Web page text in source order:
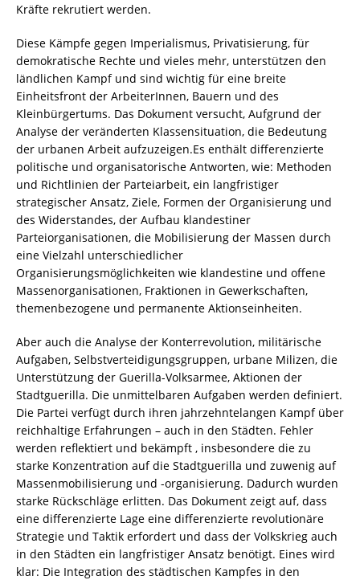
Kräfte rekrutiert werden.
Diese Kämpfe gegen Imperialismus, Privatisierung, für
demokratische Rechte und vieles mehr, unterstützen den
ländlichen Kampf und sind wichtig für eine breite
Einheitsfront der ArbeiterInnen, Bauern und des
Kleinbürgertums. Das Dokument versucht, Aufgrund der
Analyse der veränderten Klassensituation, die Bedeutung
der urbanen Arbeit aufzuzeigen.Es enthält differenzierte
politische und organisatorische Antworten, wie: Methoden
und Richtlinien der Parteiarbeit, ein langfristiger
strategischer Ansatz, Ziele, Formen der Organisierung und
des Widerstandes, der Aufbau klandestiner
Parteiorganisationen, die Mobilisierung der Massen durch
eine Vielzahl unterschiedlicher
Organisierungsmöglichkeiten wie klandestine und offene
Massenorganisationen, Fraktionen in Gewerkschaften,
themenbezogene und permanente Aktionseinheiten.
Aber auch die Analyse der Konterrevolution, militärische
Aufgaben, Selbstverteidigungsgruppen, urbane Milizen, die
Unterstützung der Guerilla-Volksarmee, Aktionen der
Stadtguerilla. Die unmittelbaren Aufgaben werden definiert.
Die Partei verfügt durch ihren jahrzehntelangen Kampf über
reichhaltige Erfahrungen – auch in den Städten. Fehler
werden reflektiert und bekämpft , insbesondere die zu
starke Konzentration auf die Stadtguerilla und zuwenig auf
Massenmobilisierung und -organisierung. Dadurch wurden
starke Rückschläge erlitten. Das Dokument zeigt auf, dass
eine differenzierte Lage eine differenzierte revolutionäre
Strategie und Taktik erfordert und dass der Volkskrieg auch
in den Städten ein langfristiger Ansatz benötigt. Eines wird
klar: Die Integration des städtischen Kampfes in den